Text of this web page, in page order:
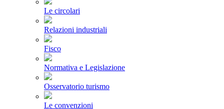
Le circolari
Relazioni industriali
Fisco
Normativa e Legislazione
Osservatorio turismo
Le convenzioni